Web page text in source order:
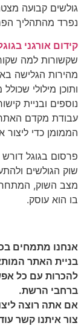
גולשים קבועה
נפרד מהתהליך
קידום אורגני
שקשורות למה
מהירות הגלישה
ותוכן מילולי
נוספים ובניית
עבודת מקדם
הממומן כדי
פרסום בגוגל
שוק הגולשים
מצב השוק,
בו הוא עוסק.
אנחנו מתמחים
בניית האתר
להכרות עם כל
ברחבי הרשת.
אם אתה רוצה
צור איתנו קשר